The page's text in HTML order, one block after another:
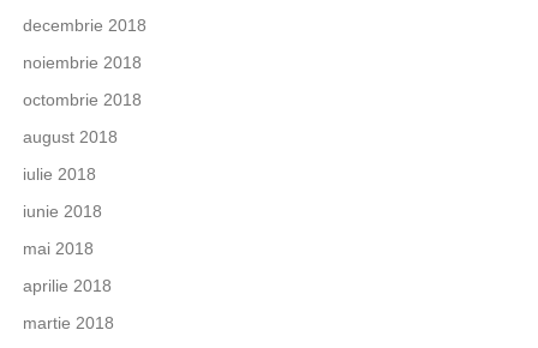
decembrie 2018
noiembrie 2018
octombrie 2018
august 2018
iulie 2018
iunie 2018
mai 2018
aprilie 2018
martie 2018